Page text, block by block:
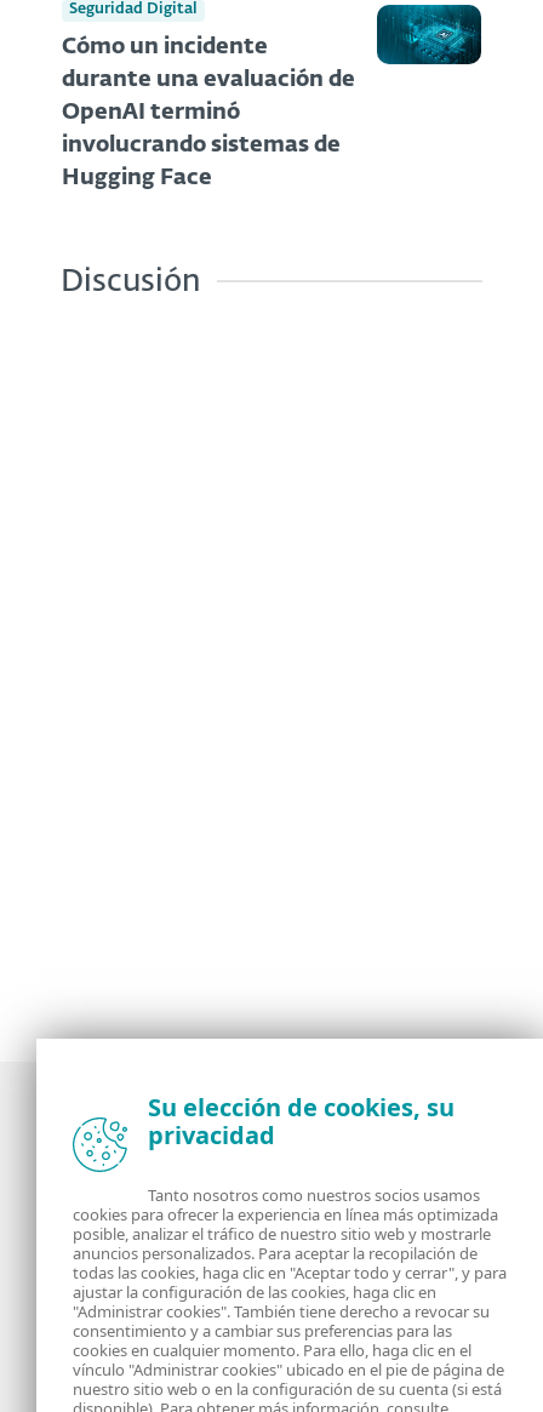
Seguridad Digital
Cómo un incidente
durante una evaluación de
OpenAI terminó
involucrando sistemas de
Hugging Face
Discusión
Noticias, opiniones y análisis de la comunidad de
seguridad de ESET
Acerca de RSS Feed
Contáctanos Dirección
Información Legal Política de Cookies
Su elección de cookies, su
privacidad
Tanto nosotros como nuestros socios usamos
cookies para ofrecer la experiencia en línea más optimizada
posible, analizar el tráfico de nuestro sitio web y mostrarle
anuncios personalizados. Para aceptar la recopilación de
todas las cookies, haga clic en "Aceptar todo y cerrar", y para
ajustar la configuración de las cookies, haga clic en
"Administrar cookies". También tiene derecho a revocar su
consentimiento y a cambiar sus preferencias para las
cookies en cualquier momento. Para ello, haga clic en el
vínculo "Administrar cookies" ubicado en el pie de página de
nuestro sitio web o en la configuración de su cuenta (si está